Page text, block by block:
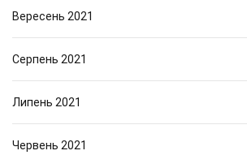
Вересень 2021
Серпень 2021
Липень 2021
Червень 2021